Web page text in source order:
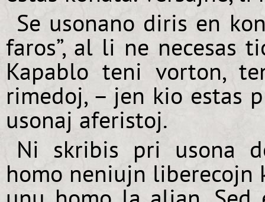
Se usonano diris en
faros”, al li ne necesas
Kapablo teni vorton,
rimedoj, – jen kio estas
usonaj aferistoj.
Ni skribis pri usona
homo neniujn liberecojn